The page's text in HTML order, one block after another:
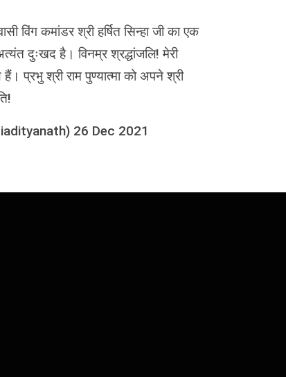
विंग कमांडर श्री हर्षित सिन्हा जी का एक
दुःखद है। विनम्र श्रद्धांजलि! मेरी
प्रभु श्री राम पुण्यात्मा को अपने श्री
26 Dec 2021